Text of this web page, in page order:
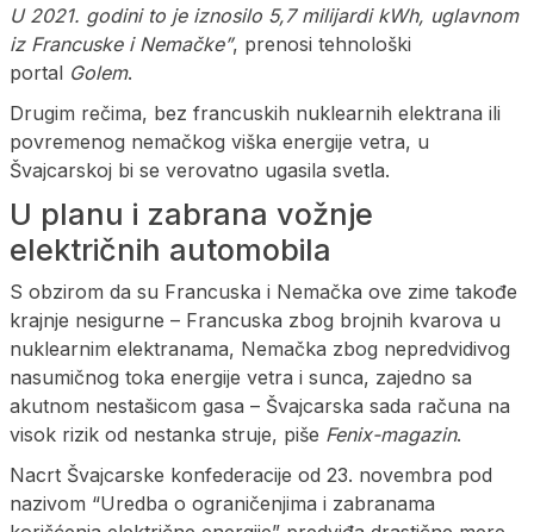
U 2021. godini to je iznosilo 5,7 milijardi kWh, uglavnom
iz Francuske i Nemačke”, prenosi tehnološki
portal Golem.
Drugim rečima, bez francuskih nuklearnih elektrana ili
povremenog nemačkog viška energije vetra, u
Švajcarskoj bi se verovatno ugasila svetla.
U planu i zabrana vožnje
električnih automobila
S obzirom da su Francuska i Nemačka ove zime takođe
krajnje nesigurne – Francuska zbog brojnih kvarova u
nuklearnim elektranama, Nemačka zbog nepredvidivog
nasumičnog toka energije vetra i sunca, zajedno sa
akutnom nestašicom gasa – Švajcarska sada računa na
visok rizik od nestanka struje, piše Fenix-magazin.
Nacrt Švajcarske konfederacije od 23. novembra pod
nazivom “Uredba o ograničenjima i zabranama